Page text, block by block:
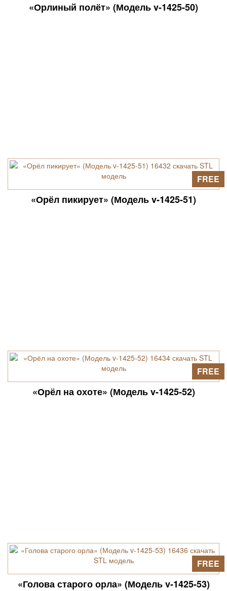
«Орлиный полёт» (Модель v-1425-50)
«Орёл пикирует» (Модель v-1425-51)
FREE
«Орёл на охоте» (Модель v-1425-52)
FREE
«Голова старого орла» (Модель v-1425-53)
FREE